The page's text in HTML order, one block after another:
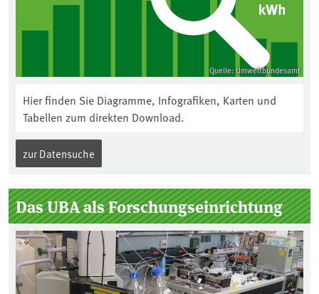
Quelle: Umweltbundesamt
Hier finden Sie Diagramme, Infografiken, Karten und
Tabellen zum direkten Download.
zur Datensuche
Das UBA als Forschungseinrichtung